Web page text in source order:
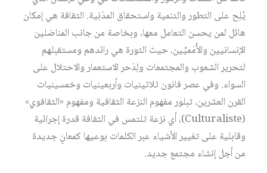
يُلِح على التطور والتنمية واستحقاق المدَنِية. الثقافة هي إمكان
هائل لمن يحسن التعامل معها، وبخاصة من جانب المناضلين
الإنسانيين والأُمَميِّين، حيث الثورة هي رائدهم ومستقبلهم
لتحرير الشعوب والمجتمعات ولِدَحر الاستعمار والاحتلال على
السواء. وفي عصر فانون ثلاثينيات وأربعينيات وخمسينيات
القرن العشرين، تبلور مفهوم النزعة الثقافية ومفهوم «الثقافوي»
(Culturaliste)، أي نزعة تلتمس في الثقافة قدرة إجرائية
وقابلية على تغيير الأشياء عبر الكلمات بوعيها كمعانٍ جديدة
من أجل إنشاء مجتمع جديد.